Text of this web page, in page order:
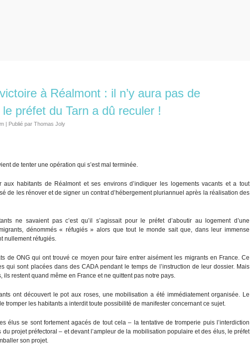
à Réalmont : il n’y aura pas de
préfet du Tarn a dû reculer !
| Publié par Thomas Joly
de tenter une opération qui s’est mal terminée.
aux habitants de Réalmont et ses environs d’indiquer les logements vacants et a tout
de les rénover et de signer un contrat d’hébergement pluriannuel après la réalisation des
ne savaient pas c’est qu’il s’agissait pour le préfet d’aboutir au logement d’une
dénommés « réfugiés » alors que tout le monde sait que, dans leur immense
nullement réfugiés.
de ONG qui ont trouvé ce moyen pour faire entrer aisément les migrants en France. Ce
qui sont placées dans des CADA pendant le temps de l’instruction de leur dossier. Mais
ils restent quand même en France et ne quittent pas notre pays.
ont découvert le pot aux roses, une mobilisation a été immédiatement organisée. Le
tromper les habitants a interdit toute possibilité de manifester concernant ce sujet.
élus se sont fortement agacés de tout cela – la tentative de tromperie puis l’interdiction
du projet préfectoral – et devant l’ampleur de la mobilisation populaire et des élus, le préfet
son projet.